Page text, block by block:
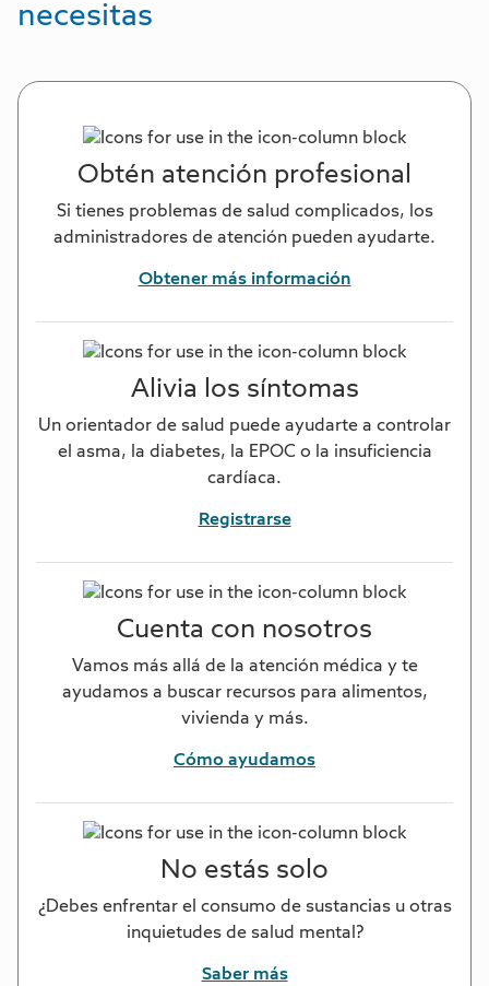
necesitas
Obtén atención profesional
Si tienes problemas de salud complicados, los
administradores de atención pueden ayudarte.
Obtener más información
Alivia los síntomas
Un orientador de salud puede ayudarte a controlar
el asma, la diabetes, la EPOC o la insuficiencia
cardíaca.
Registrarse
Cuenta con nosotros
Vamos más allá de la atención médica y te
ayudamos a buscar recursos para alimentos,
vivienda y más.
Cómo ayudamos
No estás solo
¿Debes enfrentar el consumo de sustancias u otras
inquietudes de salud mental?
Saber más